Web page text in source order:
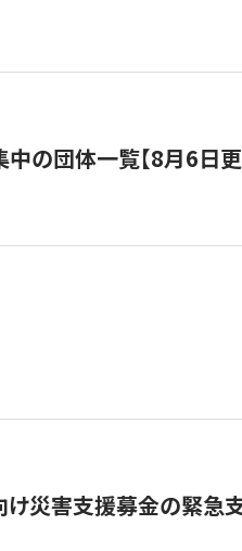
の団体一覧【8月6日更
け災害支援募金の緊急